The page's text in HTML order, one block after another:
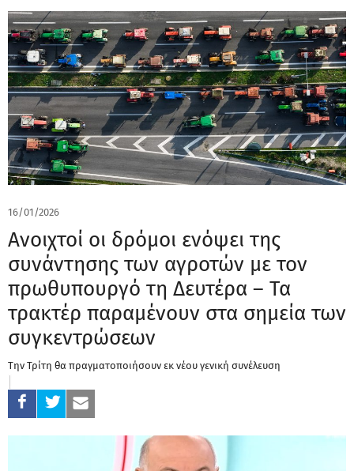
16/01/2026
Ανοιχτοί οι δρόμοι ενόψει της
συνάντησης των αγροτών με τον
πρωθυπουργό τη Δευτέρα – Τα
τρακτέρ παραμένουν στα σημεία των
συγκεντρώσεων
Την Τρίτη θα πραγματοποιήσουν εκ νέου γενική συνέλευση